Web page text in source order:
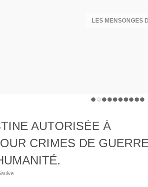
AUTORISÉE À
CRIMES DE GUERRE